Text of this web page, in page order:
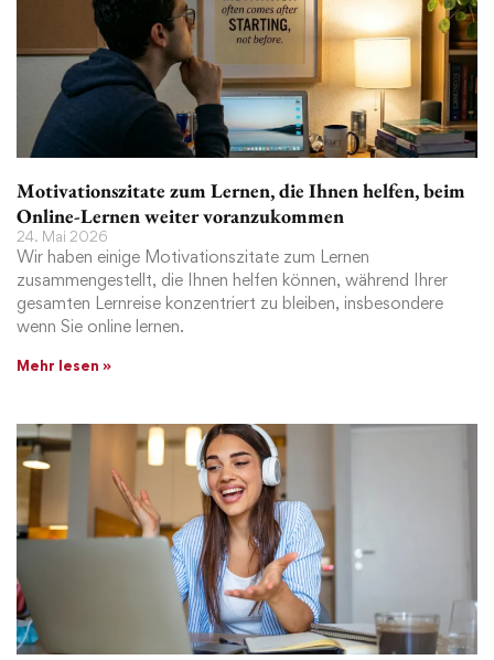
Motivationszitate zum Lernen, die Ihnen helfen, beim
Online-Lernen weiter voranzukommen
24. Mai 2026
Wir haben einige Motivationszitate zum Lernen
zusammengestellt, die Ihnen helfen können, während Ihrer
gesamten Lernreise konzentriert zu bleiben, insbesondere
wenn Sie online lernen.
Mehr lesen »